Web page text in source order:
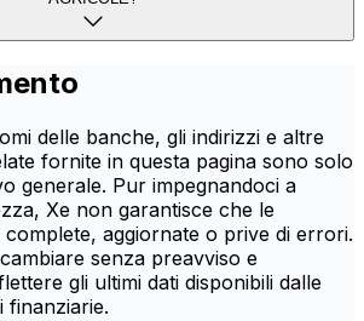
delle banche, gli indirizzi e altre
fornite in questa pagina sono solo
generale. Pur impegnandoci a
Xe non garantisce che le
aggiornate o prive di errori.
senza preavviso e
gli ultimi dati disponibili dalle
finanziarie.